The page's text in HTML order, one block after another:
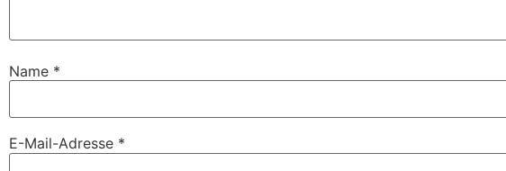
Name *
E-Mail-Adresse *